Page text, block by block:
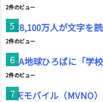
2件のビュー
7億8,100万人が文字を
2件のビュー
JICA地球ひろばに「学
2件のビュー
楽天モバイル（MVNO